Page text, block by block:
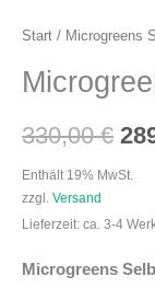
Start / Microgreens
330,00€
Enthält 19% MwSt.
zzgl. Versand
Lieferzeit: ca. 3-4
Microgreens